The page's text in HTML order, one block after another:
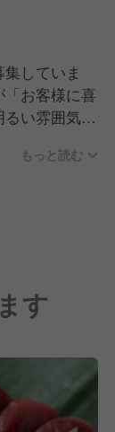
していま
お客様に喜
い雰囲気の
組んでいただ
もっと読む
す